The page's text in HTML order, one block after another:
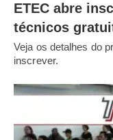
ETEC abre
técnicos
Veja os detalhes do
inscrever.